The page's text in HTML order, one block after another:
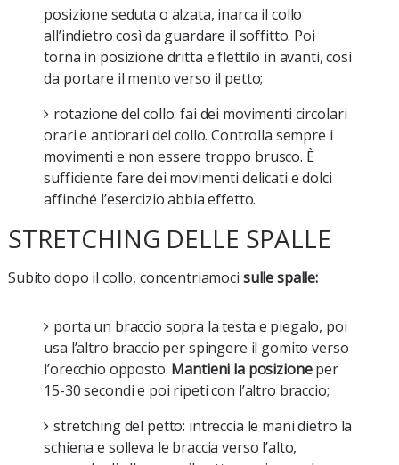
posizione seduta o alzata, inarca il collo
all’indietro così da guardare il soffitto. Poi
torna in posizione dritta e flettilo in avanti, così
da portare il mento verso il petto;
rotazione del collo: fai dei movimenti circolari
orari e antiorari del collo. Controlla sempre i
movimenti e non essere troppo brusco. È
sufficiente fare dei movimenti delicati e dolci
affinché l’esercizio abbia effetto.
STRETCHING DELLE SPALLE
Subito dopo il collo, concentriamoci sulle spalle:
porta un braccio sopra la testa e piegalo, poi
usa l’altro braccio per spingere il gomito verso
l’orecchio opposto. Mantieni la posizioneper
15-30 secondi e poi ripeti con l’altro braccio;
stretching del petto: intreccia le mani dietro la
schiena e solleva le braccia verso l’alto,